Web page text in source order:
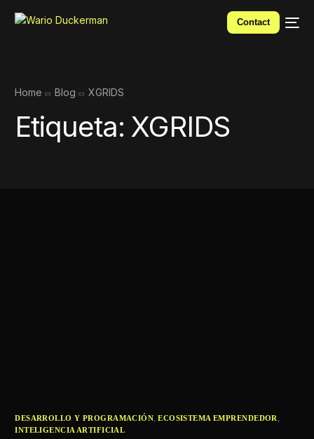
Contact
Home Blog XGRIDS
Etiqueta:XGRIDS
DESARROLLO Y PROGRAMACIÓN,ECOSISTEMA EMPRENDEDOR ,
INTELIGENCIA ARTIFICIAL